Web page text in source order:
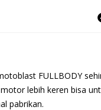
FULLBODY
lebih keren bisa
pabrikan.